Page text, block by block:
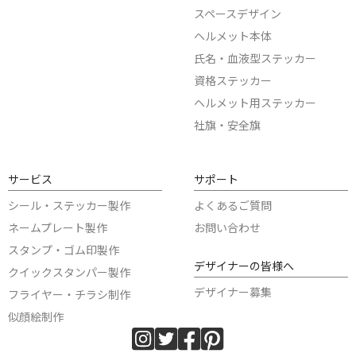
スペースデザイン
ヘルメット本体
氏名・血液型ステッカー
資格ステッカー
ヘルメット用ステッカー
社旗・安全旗
サービス
シール・ステッカー製作
ネームプレート製作
スタンプ・ゴム印製作
クイックスタンパー製作
フライヤー・チラシ制作
似顔絵制作
サポート
よくあるご質問
お問い合わせ
デザイナーの皆様へ
デザイナー募集